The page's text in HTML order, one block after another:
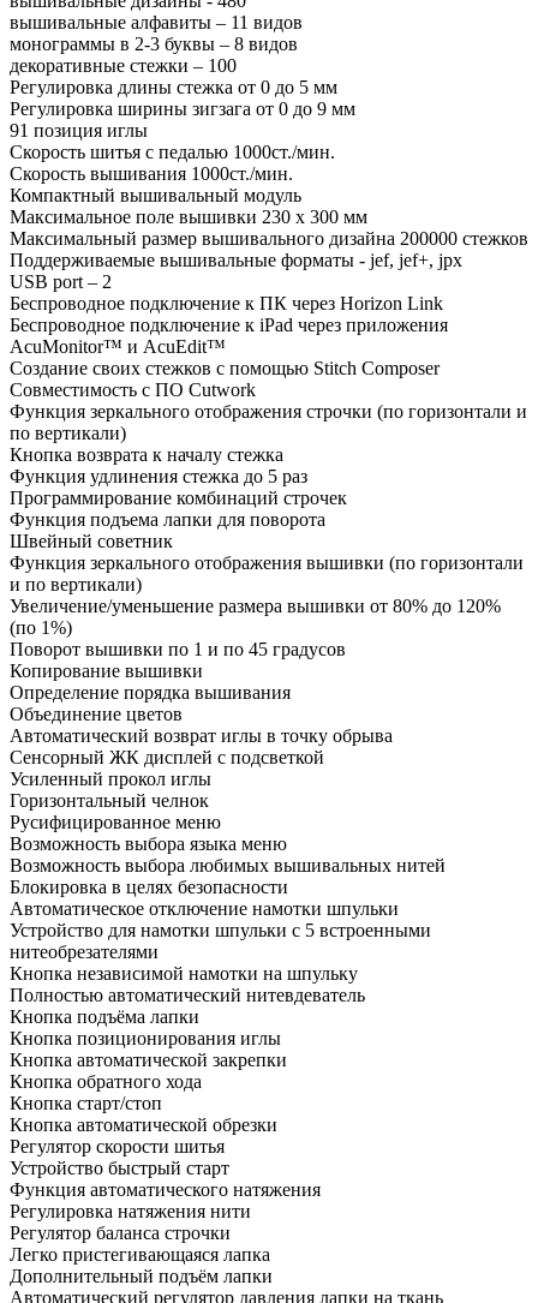
вышивальные алфавиты – 11 видов
монограммы в 2-3 буквы – 8 видов
декоративные стежки – 100
Регулировка длины стежка от 0 до 5 мм
Регулировка ширины зигзага от 0 до 9 мм
91 позиция иглы
Скорость шитья с педалью 1000ст./мин.
Скорость вышивания 1000ст./мин.
Компактный вышивальный модуль
Максимальное поле вышивки 230 x 300 мм
Максимальный размер вышивального дизайна 200000 стежков
Поддерживаемые вышивальные форматы - jef, jef+, jpx
USB port – 2
Беспроводное подключение к ПК через Horizon Link
Беспроводное подключение к iPad через приложения
AcuMonitor™ и AcuEdit™
Создание своих стежков с помощью Stitch Composer
Совместимость с ПО Cutwork
Функция зеркального отображения строчки (по горизонтали и
по вертикали)
Кнопка возврата к началу стежка
Функция удлинения стежка до 5 раз
Программирование комбинаций строчек
Функция подъема лапки для поворота
Швейный советник
Функция зеркального отображения вышивки (по горизонтали
и по вертикали)
Увеличение/уменьшение размера вышивки от 80% до 120%
(по 1%)
Поворот вышивки по 1 и по 45 градусов
Копирование вышивки
Определение порядка вышивания
Объединение цветов
Автоматический возврат иглы в точку обрыва
Сенсорный ЖК дисплей с подсветкой
Усиленный прокол иглы
Горизонтальный челнок
Русифицированное меню
Возможность выбора языка меню
Возможность выбора любимых вышивальных нитей
Блокировка в целях безопасности
Автоматическое отключение намотки шпульки
Устройство для намотки шпульки с 5 встроенными
нитеобрезателями
Кнопка независимой намотки на шпульку
Полностью автоматический нитевдеватель
Кнопка подъёма лапки
Кнопка позиционирования иглы
Кнопка автоматической закрепки
Кнопка обратного хода
Кнопка старт/стоп
Кнопка автоматической обрезки
Регулятор скорости шитья
Устройство быстрый старт
Функция автоматического натяжения
Регулировка натяжения нити
Регулятор баланса строчки
Легко пристегивающаяся лапка
Дополнительный подъём лапки
Автоматический регулятор давления лапки на ткань